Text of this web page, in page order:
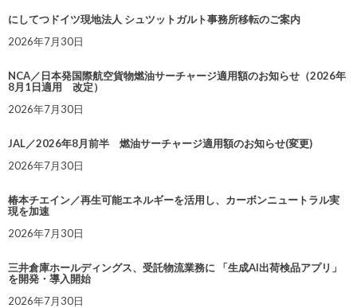
にしてつドイツ現地法人 シュツットガルト事務所移転のご案内
2026年7月30日
NCA／日本発国際航空貨物燃油サーチャージ適用額のお知らせ（2026年
8月1日適用 改定）
2026年7月30日
JAL／2026年8月前半 燃油サーチャージ適用額のお知らせ(変更)
2026年7月30日
椿本チエイン／再生可能エネルギーを活用し、カーボンニュートラル実
現を加速
2026年7月30日
三井倉庫ホールディングス、受託物流業務に 「生成AI出荷検品アプリ」
を開発・導入開始
2026年7月30日